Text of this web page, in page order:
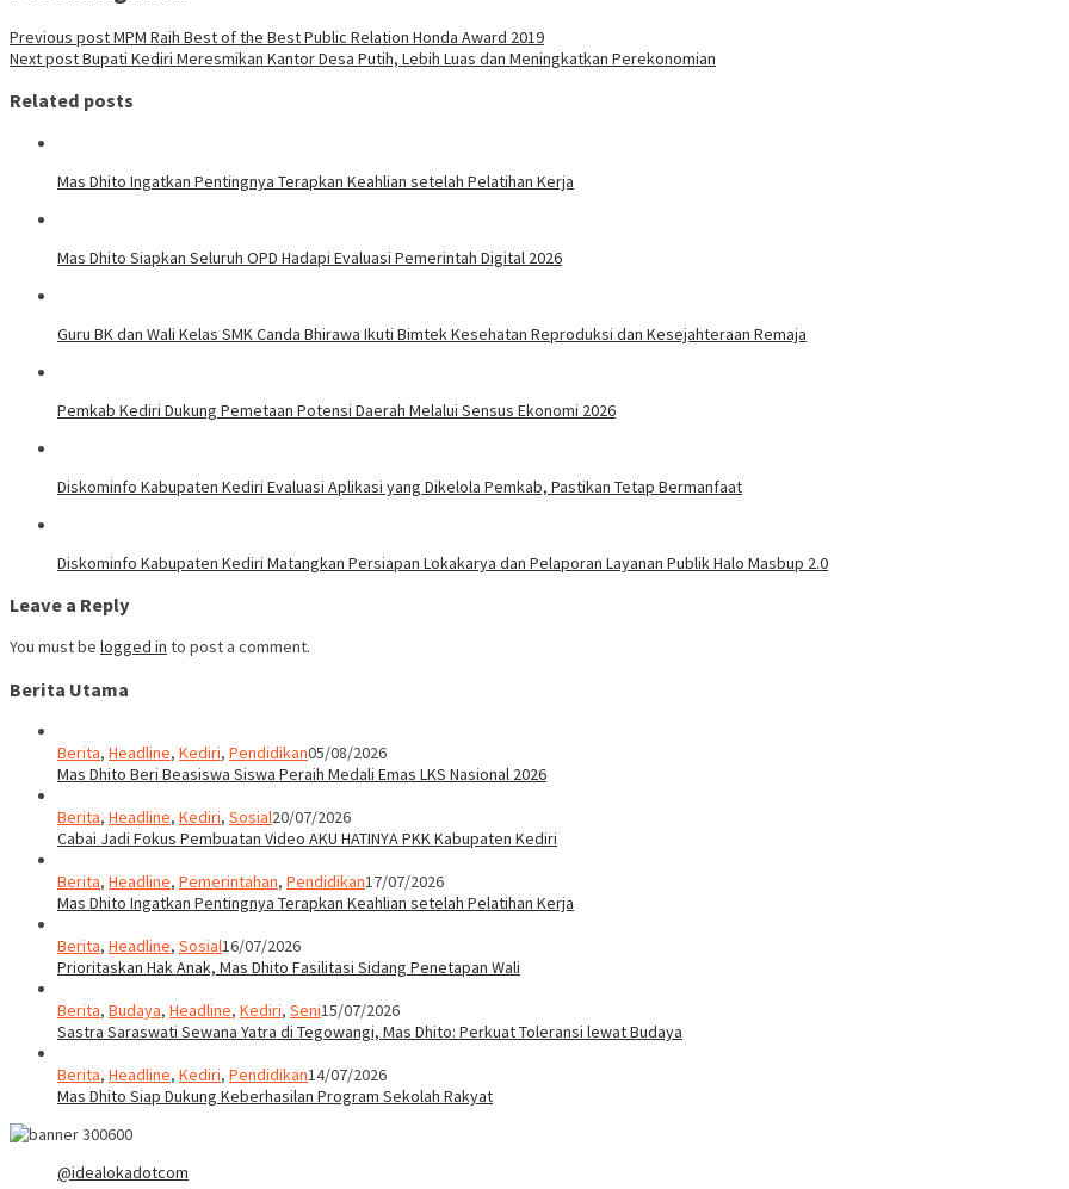
Previous postMPM Raih Best of the Best Public Relation Honda Award 2019
Next postBupati Kediri Meresmikan Kantor Desa Putih, Lebih Luas dan Meningkatkan Perekonomian
Related posts
Mas Dhito Ingatkan Pentingnya Terapkan Keahlian setelah Pelatihan Kerja
Mas Dhito Siapkan Seluruh OPD Hadapi Evaluasi Pemerintah Digital 2026
Guru BK dan Wali Kelas SMK Canda Bhirawa Ikuti Bimtek Kesehatan Reproduksi dan Kesejahteraan Remaja
Pemkab Kediri Dukung Pemetaan Potensi Daerah Melalui Sensus Ekonomi 2026
Diskominfo Kabupaten Kediri Evaluasi Aplikasi yang Dikelola Pemkab, Pastikan Tetap Bermanfaat
Diskominfo Kabupaten Kediri Matangkan Persiapan Lokakarya dan Pelaporan Layanan Publik Halo Masbup 2.0
Leave a Reply
You must be logged in to post a comment.
Berita Utama
Berita, Headline, Kediri, Pendidikan05/08/2026
Mas Dhito Beri Beasiswa Siswa Peraih Medali Emas LKS Nasional 2026
Berita, Headline, Kediri, Sosial20/07/2026
Cabai Jadi Fokus Pembuatan Video AKU HATINYA PKK Kabupaten Kediri
Berita, Headline, Pemerintahan, Pendidikan17/07/2026
Mas Dhito Ingatkan Pentingnya Terapkan Keahlian setelah Pelatihan Kerja
Berita, Headline, Sosial16/07/2026
Prioritaskan Hak Anak, Mas Dhito Fasilitasi Sidang Penetapan Wali
Berita, Budaya, Headline, Kediri, Seni15/07/2026
Sastra Saraswati Sewana Yatra di Tegowangi, Mas Dhito: Perkuat Toleransi lewat Budaya
Berita, Headline, Kediri, Pendidikan14/07/2026
Mas Dhito Siap Dukung Keberhasilan Program Sekolah Rakyat
@idealokadotcom